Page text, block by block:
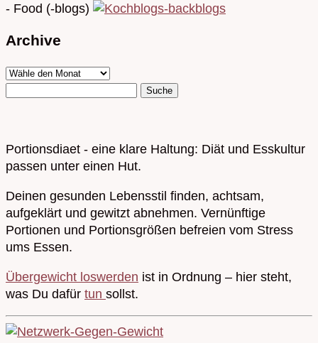
- Food (-blogs)
Archive
Portionsdiaet - eine klare Haltung: Diät und Esskultur
passen unter einen Hut.
Deinen gesunden Lebensstil finden, achtsam,
aufgeklärt und gewitzt abnehmen. Vernünftige
Portionen und Portionsgrößen befreien vom Stress
ums Essen.
Übergewicht loswerden ist in Ordnung – hier steht,
was Du dafür tun sollst.